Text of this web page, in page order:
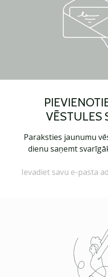
VĒSTULES
Paraksties jaunumu
dienu saņemt